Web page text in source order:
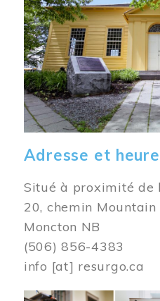
Adresse et
Situé à proximité de
20, chemin Mountain
Moncton NB
(506) 856-4383
info [at] resurgo.ca
Image